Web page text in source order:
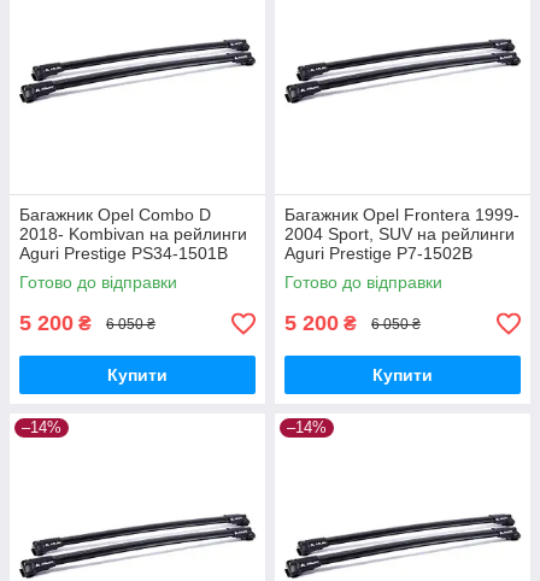
Багажник Opel Combo D
2018- Kombivan на рейлинги
Aguri Prestige PS34-1501B
Готово до відправки
5 200 ₴ 6 050 ₴
Купити
Багажник Opel Frontera 1999-
2004 Sport, SUV на рейлинги
Aguri Prestige P7-1502B
Готово до відправки
5 200 ₴ 6 050 ₴
Купити
–14% –14%